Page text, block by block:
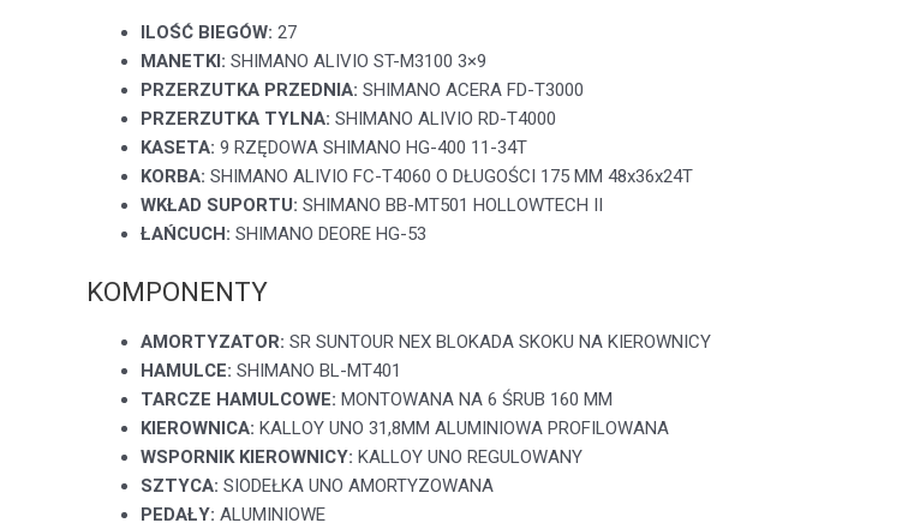
ILOŚĆ BIEGÓW: 27
MANETKI: SHIMANO ALIVIO ST-M3100 3×9
PRZERZUTKA PRZEDNIA: SHIMANO ACERA FD-T3000
PRZERZUTKA TYLNA: SHIMANO ALIVIO RD-T4000
KASETA: 9 RZĘDOWA SHIMANO HG-400 11-34T
KORBA: SHIMANO ALIVIO FC-T4060 O DŁUGOŚCI 175 MM 48x36x24T
WKŁAD SUPORTU: SHIMANO BB-MT501 HOLLOWTECH II
ŁAŃCUCH: SHIMANO DEORE HG-53
KOMPONENTY
AMORTYZATOR: SR SUNTOUR NEX BLOKADA SKOKU NA KIEROWNICY
HAMULCE: SHIMANO BL-MT401
TARCZE HAMULCOWE: MONTOWANA NA 6 ŚRUB 160 MM
KIEROWNICA: KALLOY UNO 31,8MM ALUMINIOWA PROFILOWANA
WSPORNIK KIEROWNICY: KALLOY UNO REGULOWANY
SZTYCA: SIODEŁKA UNO AMORTYZOWANA
PEDAŁY: ALUMINIOWE